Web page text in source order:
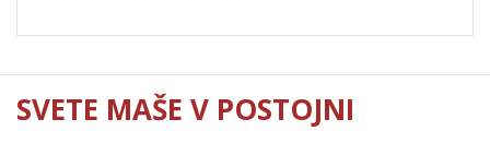
SVETE MAŠE V POSTOJNI